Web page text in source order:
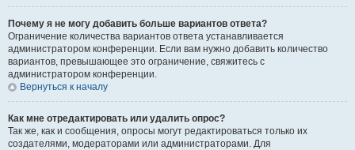
Почему я не могу добавить больше вариантов ответа?
Ограничение количества вариантов ответа устанавливается
администратором конференции. Если вам нужно добавить количество
вариантов, превышающее это ограничение, свяжитесь с
администратором конференции.
Вернуться к началу
Как мне отредактировать или удалить опрос?
Так же, как и сообщения, опросы могут редактироваться только их
создателями, модераторами или администраторами. Для